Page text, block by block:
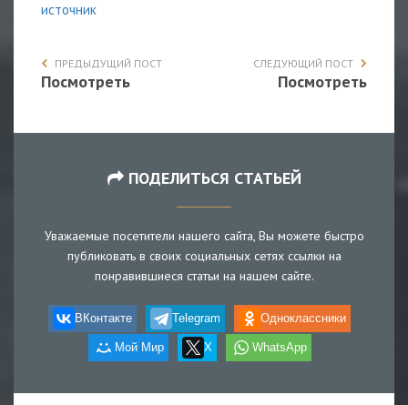
источник
ПРЕДЫДУЩИЙ ПОСТ
Посмотреть
СЛЕДУЮЩИЙ ПОСТ
Посмотреть
ПОДЕЛИТЬСЯ СТАТЬЕЙ
Уважаемые посетители нашего сайта, Вы можете быстро
публиковать в своих социальных сетях ссылки на
понравившиеся статьи на нашем сайте.
ВКонтакте Telegram Одноклассники
Мой Мир X WhatsApp